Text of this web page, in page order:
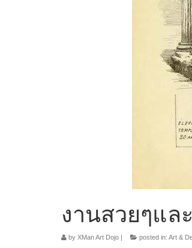
งานสวยๆแล
by XMan Art Dojo | posted in: Art &